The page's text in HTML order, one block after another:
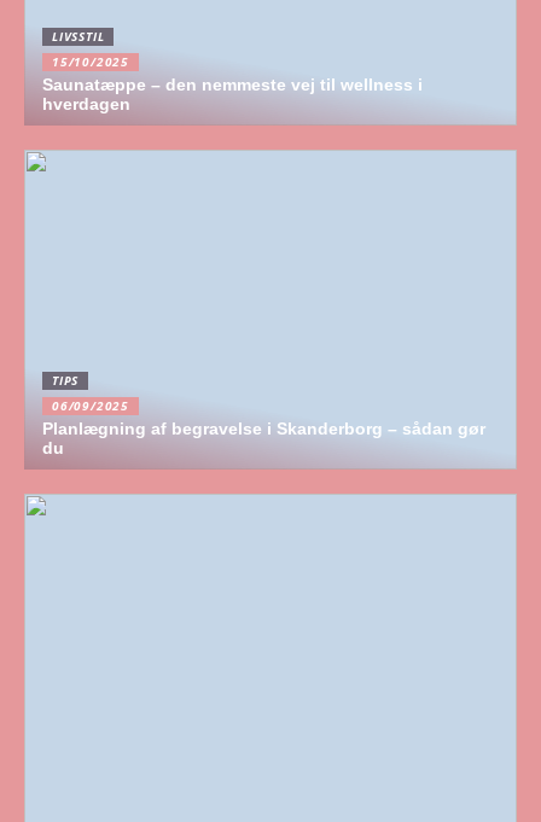
LIVSSTIL
15/10/2025
Saunatæppe – den nemmeste vej til wellness i
hverdagen
TIPS
06/09/2025
Planlægning af begravelse i Skanderborg – sådan gør
du